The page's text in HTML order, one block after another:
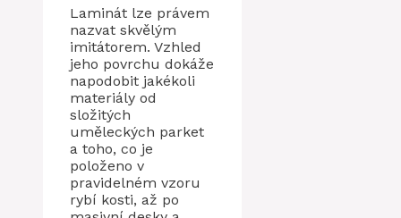
Laminát lze právem
nazvat skvělým
imitátorem. Vzhled
jeho povrchu dokáže
napodobit jakékoli
materiály od
složitých
uměleckých parket
a toho, co je
položeno v
pravidelném vzoru
rybí kosti, až po